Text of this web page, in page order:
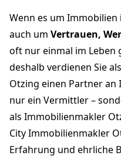
Wenn es um
auch um Vertrauen,
oft nur einmal im Leben
deshalb verdienen Sie
Otzing einen Partner an
nur ein Vermittler –
als Immobilienmakler
City Immobilienmakler
Erfahrung und ehrliche